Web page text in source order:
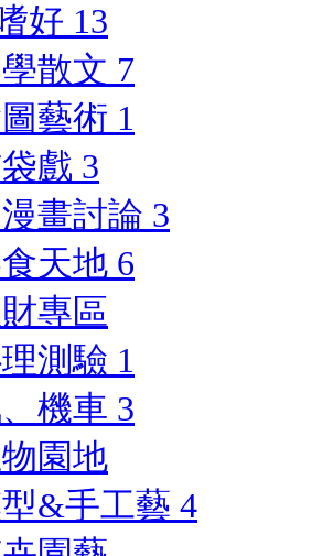
好 13
散文 7
藝術 1
戲 3
畫討論 3
天地 6
專區
測驗 1
機車 3
園地
&手工藝 4